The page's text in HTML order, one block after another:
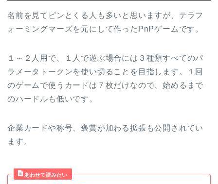
名前を見てピンとくる人も多いと思いますが、テラフ
ォーミングマーズを元にして作ったPnPゲームです。
１～２人用で、１人で遊ぶ場合には３種類すべてのパ
ラメータトークンを使い切ることを目指します。１回
のゲームで使うカードは７枚だけなので、始めるまで
のハードルも低いです。
企業カードや称号、褒賞が加わる拡張も公開されてい
ます。